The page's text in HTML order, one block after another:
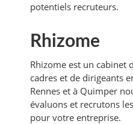
potentiels recruteurs.
Rhizome
Rhizome est un cabinet
cadres et de dirigeants
Rennes et à Quimper
évaluons et recrutons
pour votre entreprise.